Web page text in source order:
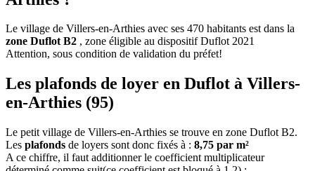
Le village de Villers-en-Arthies avec ses 470 habitants est dans la
zone Duflot B2 , zone éligible au dispositif Duflot 2021
Attention, sous condition de validation du préfet!
Les plafonds de loyer en Duflot à Villers-
en-Arthies (95)
Le petit village de Villers-en-Arthies se trouve en zone Duflot B2.
Les plafonds de loyers sont donc fixés à : 8,75 par m²
A ce chiffre, il faut additionner le coefficient multiplicateur